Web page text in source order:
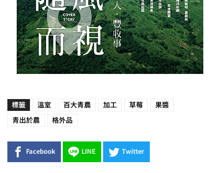
標籤 溫室 百大青農 加工 草莓 果醬
青出於農 格外品
Facebook LINE Twitter